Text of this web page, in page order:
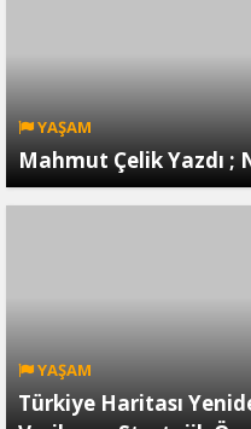
YAŞAM
Mahmut Çelik Yazdı ;
YAŞAM
Türkiye Haritası